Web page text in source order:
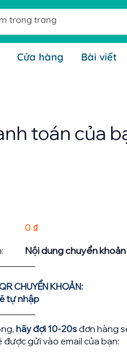
Cửa hàng Bài viết
toán của
0 ₫
Nội dung chuyển khoản
CHUYỂN KHOẢN:
tự nhập
hãy đợi 10-20sđơn hàng
gửi vào email của bạn: